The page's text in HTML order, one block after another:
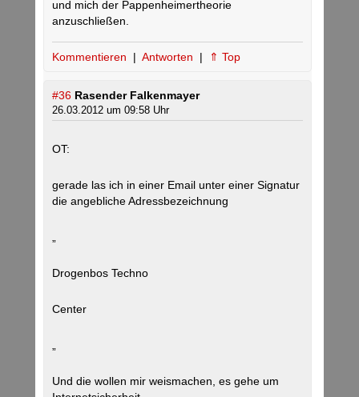
und mich der Pappenheimertheorie
anzuschließen.
Kommentieren | Antworten | ⇑ Top
#36 Rasender Falkenmayer
26.03.2012 um 09:58 Uhr
OT:
gerade las ich in einer Email unter einer Signatur
die angebliche Adressbezeichnung
Drogenbos Techno
Center
Und die wollen mir weismachen, es gehe um